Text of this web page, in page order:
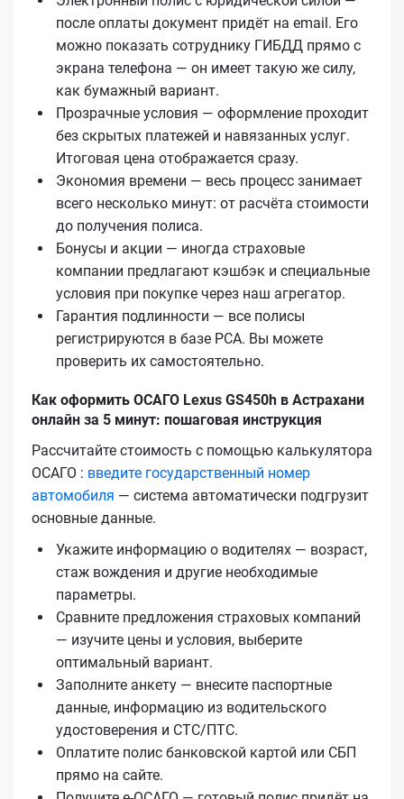
после оплаты документ придёт на email. Его
можно показать сотруднику ГИБДД прямо с
экрана телефона — он имеет такую же силу,
как бумажный вариант.
Прозрачные условия — оформление проходит
без скрытых платежей и навязанных услуг.
Итоговая цена отображается сразу.
Экономия времени — весь процесс занимает
всего несколько минут: от расчёта стоимости
до получения полиса.
Бонусы и акции — иногда страховые
компании предлагают кэшбэк и специальные
условия при покупке через наш агрегатор.
Гарантия подлинности — все полисы
регистрируются в базе РСА. Вы можете
проверить их самостоятельно.
Как оформить ОСАГО Lexus GS450h в Астрахани
онлайн за 5 минут: пошаговая инструкция
Рассчитайте стоимость с помощью калькулятора
ОСАГО : введите государственный номер
автомобиля — система автоматически подгрузит
основные данные.
Укажите информацию о водителях — возраст,
стаж вождения и другие необходимые
параметры.
Сравните предложения страховых компаний
— изучите цены и условия, выберите
оптимальный вариант.
Заполните анкету — внесите паспортные
данные, информацию из водительского
удостоверения и СТС/ПТС.
Оплатите полис банковской картой или СБП
прямо на сайте.